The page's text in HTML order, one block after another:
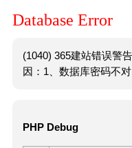
Database Error
(1040) 365建站错误警
因：1、数据库密码不
PHP Debug